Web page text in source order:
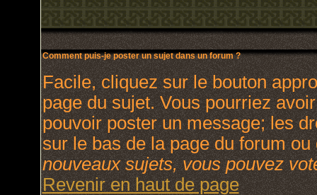
Comment puis-je poster un sujet dans un forum ?
Facile, cliquez sur le bouton
page du sujet. Vous pourriez
pouvoir poster un message; les
sur le bas de la page du forum
nouveaux sujets, vous pouvez
Revenir en haut de page